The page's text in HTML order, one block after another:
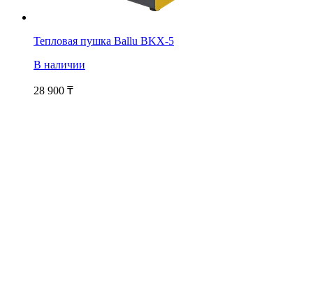
Тепловая пушка Ballu BKX-5
В наличии
28 900 ₸